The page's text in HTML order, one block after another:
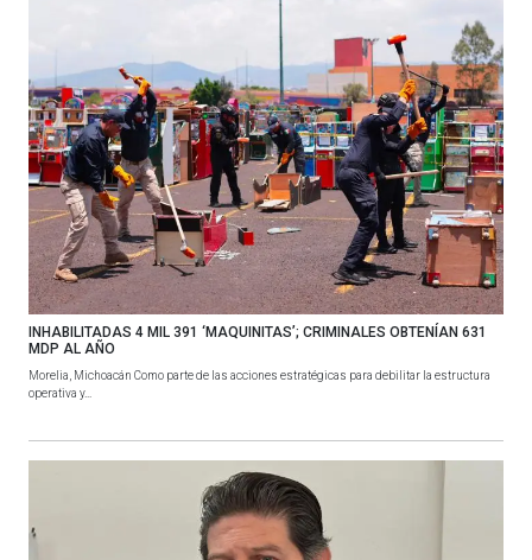
INHABILITADAS 4 MIL 391 ‘MAQUINITAS’; CRIMINALES OBTENÍAN 631
MDP AL AÑO
Morelia, Michoacán Como parte de las acciones estratégicas para debilitar la estructura
operativa y...